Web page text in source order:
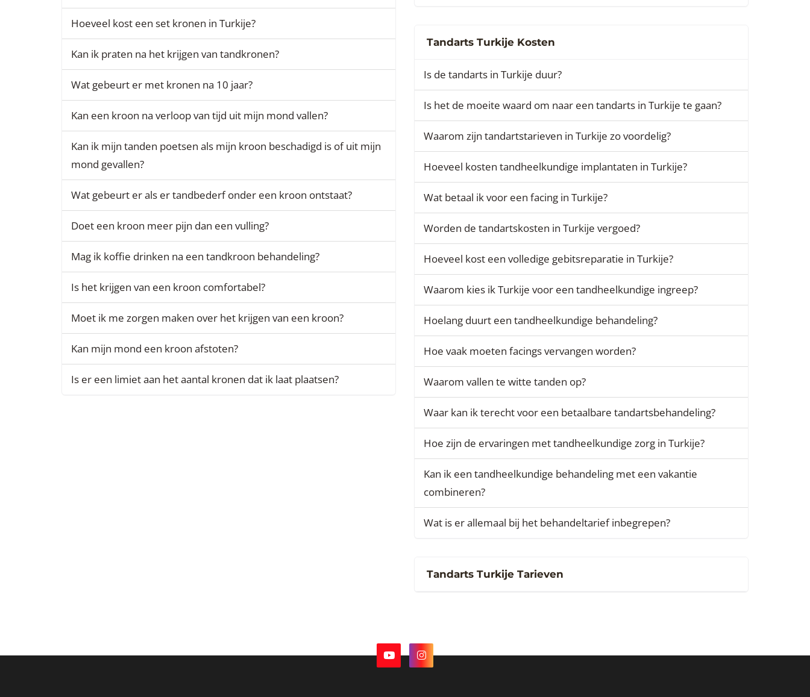
Hoeveel kost een set kronen in Turkije?
Kan ik praten na het krijgen van tandkronen?
Wat gebeurt er met kronen na 10 jaar?
Kan een kroon na verloop van tijd uit mijn mond vallen?
Kan ik mijn tanden poetsen als mijn kroon beschadigd is of uit mijn
mond gevallen?
Wat gebeurt er als er tandbederf onder een kroon ontstaat?
Doet een kroon meer pijn dan een vulling?
Mag ik koffie drinken na een tandkroon behandeling?
Is het krijgen van een kroon comfortabel?
Moet ik me zorgen maken over het krijgen van een kroon?
Kan mijn mond een kroon afstoten?
Is er een limiet aan het aantal kronen dat ik laat plaatsen?
Tandarts Turkije Kosten
Is de tandarts in Turkije duur?
Is het de moeite waard om naar een tandarts in Turkije te gaan?
Waarom zijn tandartstarieven in Turkije zo voordelig?
Hoeveel kosten tandheelkundige implantaten in Turkije?
Wat betaal ik voor een facing in Turkije?
Worden de tandartskosten in Turkije vergoed?
Hoeveel kost een volledige gebitsreparatie in Turkije?
Waarom kies ik Turkije voor een tandheelkundige ingreep?
Hoelang duurt een tandheelkundige behandeling?
Hoe vaak moeten facings vervangen worden?
Waarom vallen te witte tanden op?
Waar kan ik terecht voor een betaalbare tandartsbehandeling?
Hoe zijn de ervaringen met tandheelkundige zorg in Turkije?
Kan ik een tandheelkundige behandeling met een vakantie
combineren?
Wat is er allemaal bij het behandeltarief inbegrepen?
Tandarts Turkije Tarieven